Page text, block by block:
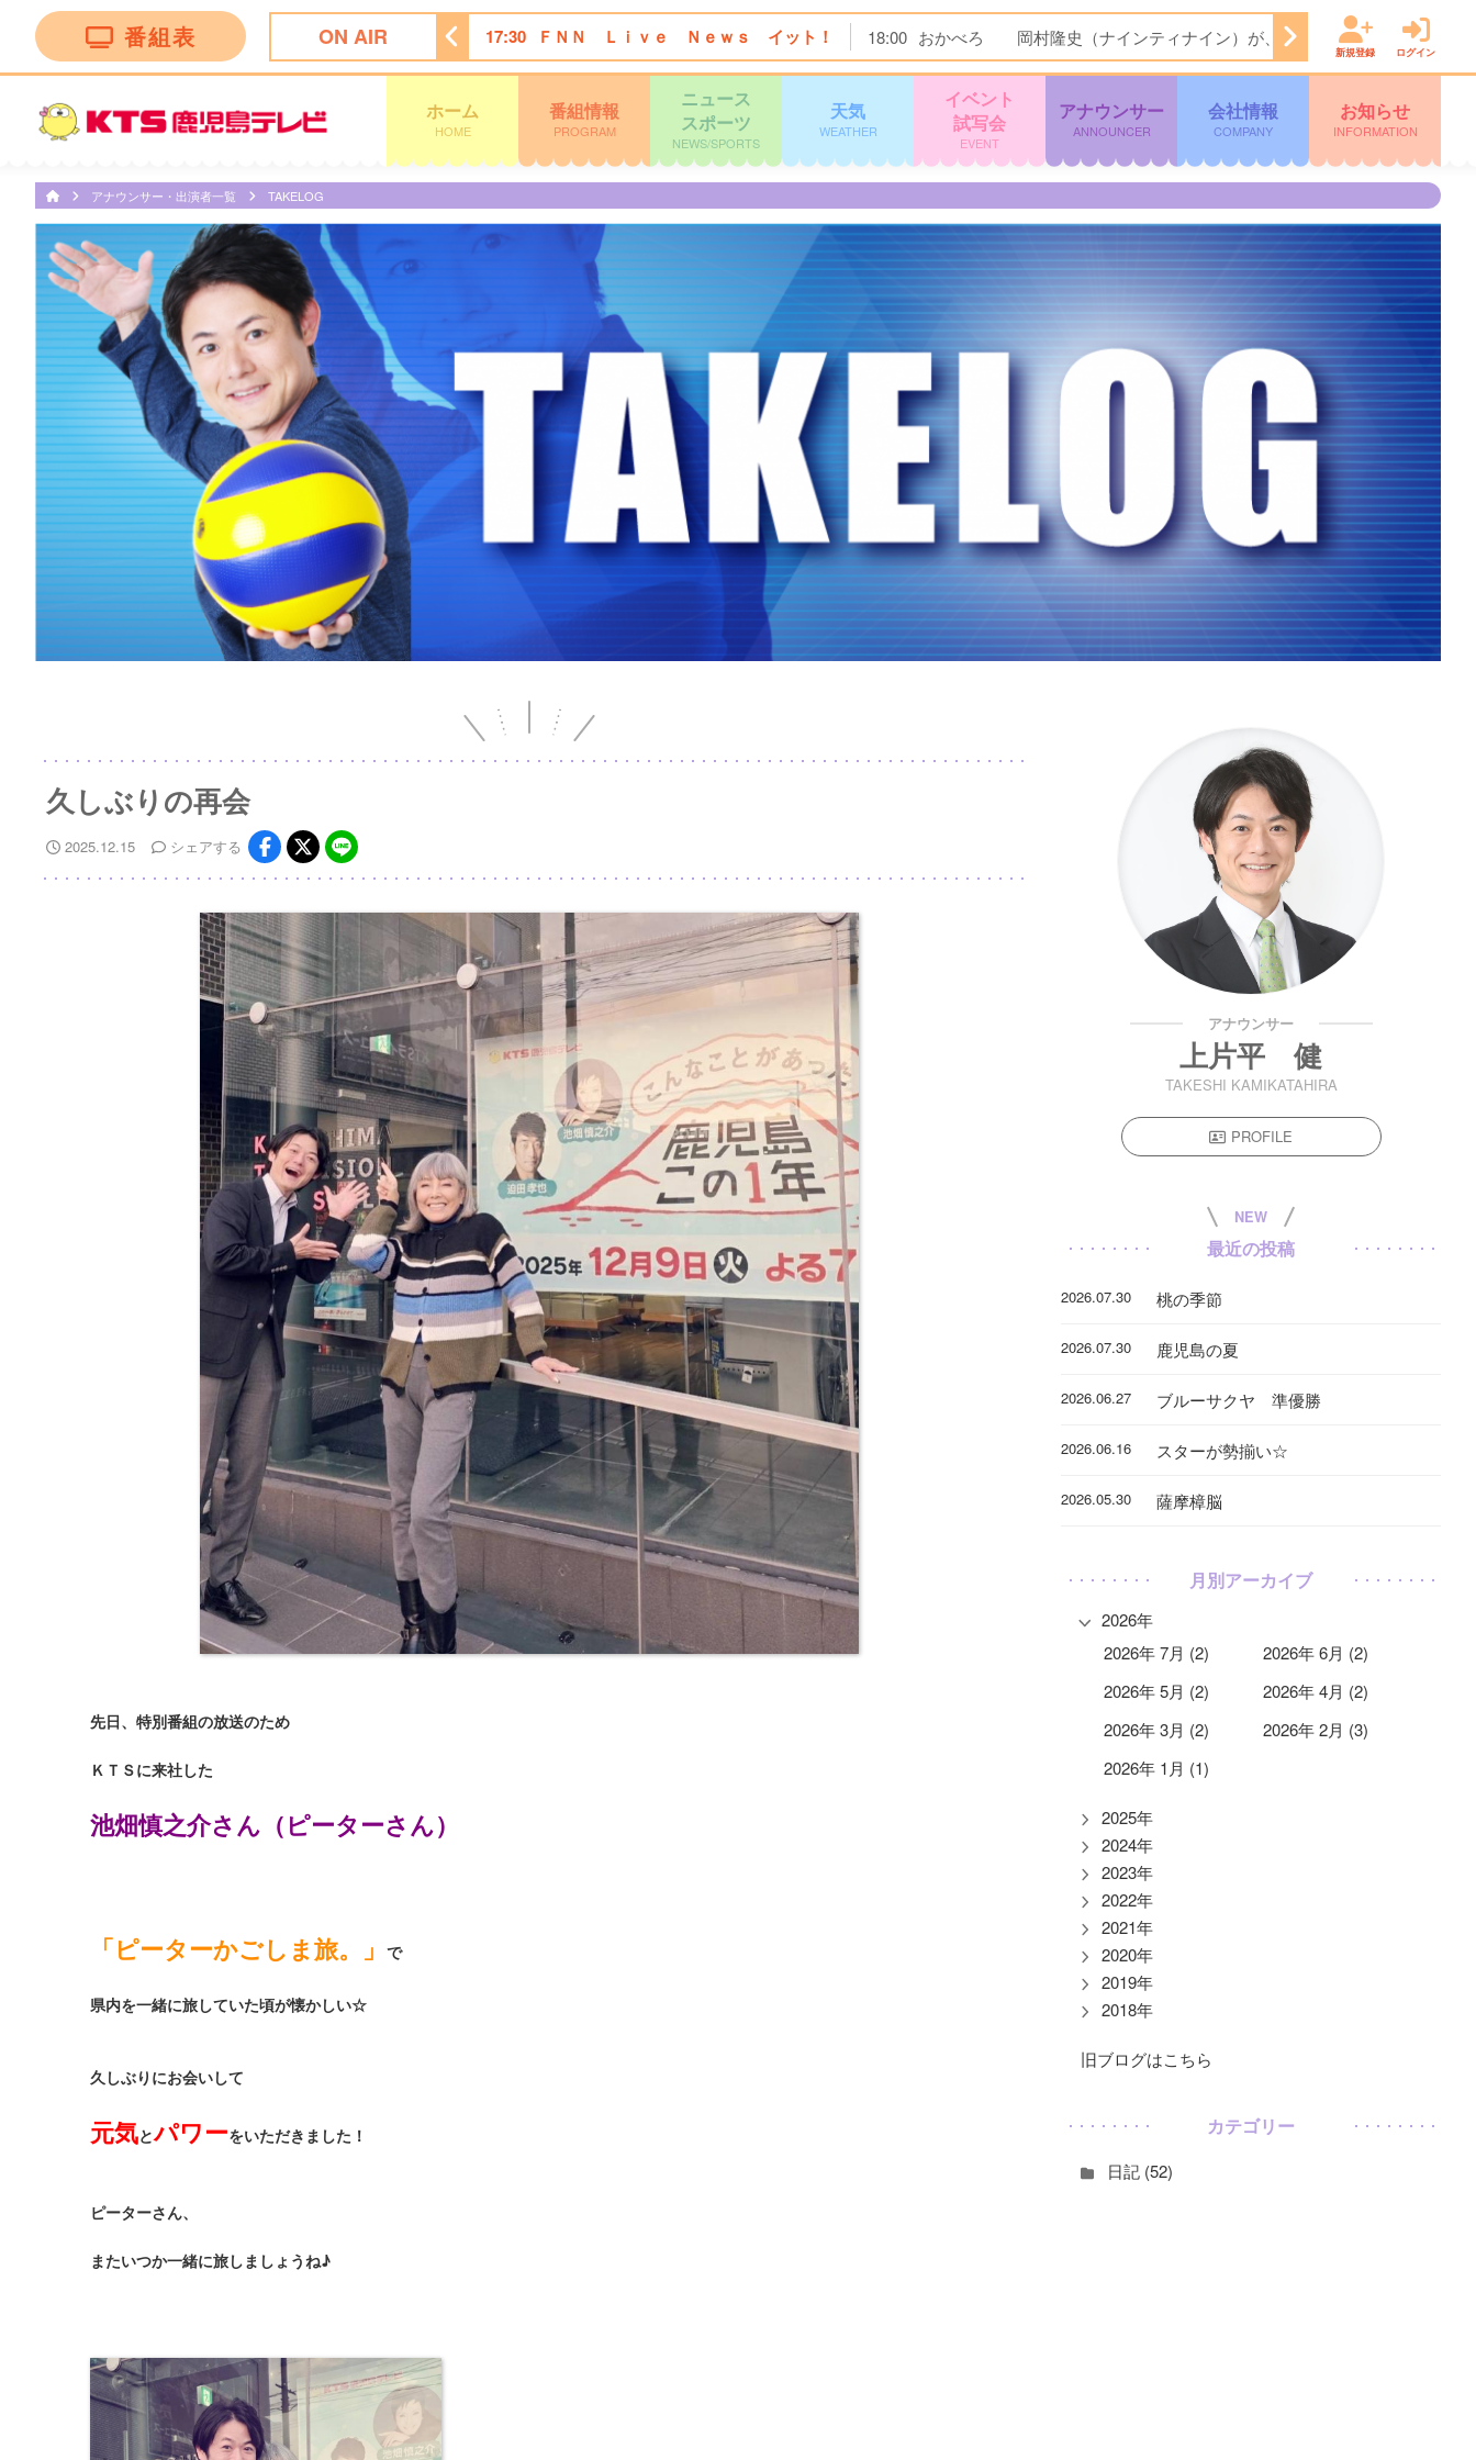
番組表 ON AIR
っとバカりハカってみた! 17:25 わんにゃん＋ かごしま 17:30 ＦＮＮ Ｌｉｖｅ Ｎｅｗｓ イット！ 18:00 おかべろ 岡村隆史（ナインティナイン）が、と ある飲食店の常連客と
新規登録 ログイン
ホーム
HOME
番組情報
PROGRAM
ニュース
スポーツ
NEWS/SPORTS
天気
WEATHER
イベント
試写会
EVENT
アナウンサー
ANNOUNCER
会社情報
COMPANY
お知らせ
INFORMATION
アナウンサー・出演者一覧 TAKELOG
久しぶりの再会
2025.12.15 シェアする
先日、特別番組の放送のため
ＫＴＳに来社した
池畑慎之介さん（ピーターさん）
「ピーターかごしま旅。」 で
県内を一緒に旅していた頃が懐かしい☆
久しぶりにお会いして
元気とパワーをいただきました！
ピーターさん、
またいつか一緒に旅しましょうね♪
アナウンサー
上片平 健
TAKESHI KAMIKATAHIRA
PROFILE
NEW
最近の投稿
2026.07.30 桃の季節
2026.07.30 鹿児島の夏
2026.06.27 ブルーサクヤ 準優勝
2026.06.16 スターが勢揃い☆
2026.05.30 薩摩樟脳
月別アーカイブ
2026年
2026年 7月 (2)
2026年 6月 (2)
2026年 5月 (2)
2026年 4月 (2)
2026年 3月 (2)
2026年 2月 (3)
2026年 1月 (1)
2025年
2024年
2023年
2022年
2021年
2020年
2019年
2018年
旧ブログはこちら
カテゴリー
日記 (52)